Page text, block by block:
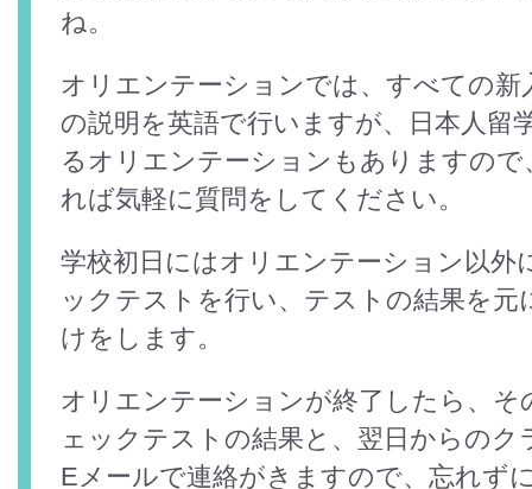
ね。
オリエンテーションでは、すべての新
の説明を英語で行いますが、日本人留
るオリエンテーションもありますの
れば気軽に質問をしてください。
学校初日にはオリエンテーション以外
ックテストを行い、テストの結果を元
けをします。
オリエンテーションが終了したら、
ェックテストの結果と、翌日からのク
Eメールで連絡がきますので、忘れず